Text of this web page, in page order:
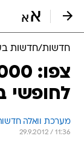
חדשות/חדשות
לחופשי
מערכת וואלה
29.9.2012 / 11:36